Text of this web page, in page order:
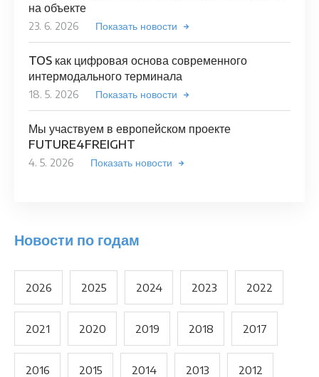
на объекте
23. 6. 2026 Показать новости
TOS как цифровая основа современного
интермодального терминала
18. 5. 2026 Показать новости
Мы участвуем в европейском проекте
FUTURE4FREIGHT
4. 5. 2026 Показать новости
Новости по годам
2026 2025 2024 2023 2022
2021 2020 2019 2018 2017
2016 2015 2014 2013 2012